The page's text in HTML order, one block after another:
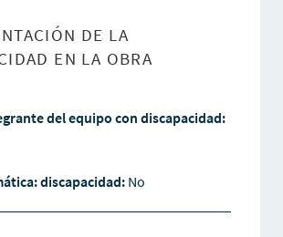
DE LA
EN LA OBRA
del equipo con discapacidad:
discapacidad: No